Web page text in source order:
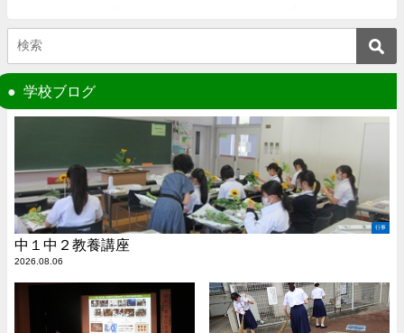
学校ブログ
行事
中１中２教養講座
2026.08.06